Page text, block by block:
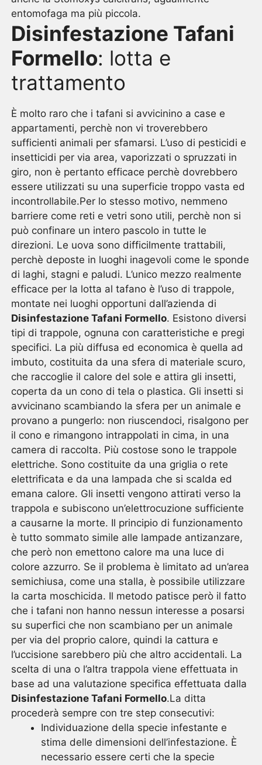
entomofaga ma più piccola.
Disinfestazione Tafani
Formello: lotta e
trattamento
È molto raro che i tafani si avvicinino a case e
appartamenti, perchè non vi troverebbero
sufficienti animali per sfamarsi. L’uso di pesticidi e
insetticidi per via area, vaporizzati o spruzzati in
giro, non è pertanto efficace perchè dovrebbero
essere utilizzati su una superficie troppo vasta ed
incontrollabile.Per lo stesso motivo, nemmeno
barriere come reti e vetri sono utili, perchè non si
può confinare un intero pascolo in tutte le
direzioni. Le uova sono difficilmente trattabili,
perchè deposte in luoghi inagevoli come le sponde
di laghi, stagni e paludi. L’unico mezzo realmente
efficace per la lotta al tafano è l’uso di trappole,
montate nei luoghi opportuni dall’azienda di
Disinfestazione Tafani Formello. Esistono diversi
tipi di trappole, ognuna con caratteristiche e pregi
specifici. La più diffusa ed economica è quella ad
imbuto, costituita da una sfera di materiale scuro,
che raccoglie il calore del sole e attira gli insetti,
coperta da un cono di tela o plastica. Gli insetti si
avvicinano scambiando la sfera per un animale e
provano a pungerlo: non riuscendoci, risalgono per
il cono e rimangono intrappolati in cima, in una
camera di raccolta. Più costose sono le trappole
elettriche. Sono costituite da una griglia o rete
elettrificata e da una lampada che si scalda ed
emana calore. Gli insetti vengono attirati verso la
trappola e subiscono un’elettrocuzione sufficiente
a causarne la morte. Il principio di funzionamento
è tutto sommato simile alle lampade antizanzare,
che però non emettono calore ma una luce di
colore azzurro. Se il problema è limitato ad un’area
semichiusa, come una stalla, è possibile utilizzare
la carta moschicida. Il metodo patisce però il fatto
che i tafani non hanno nessun interesse a posarsi
su superfici che non scambiano per un animale
per via del proprio calore, quindi la cattura e
l’uccisione sarebbero più che altro accidentali. La
scelta di una o l’altra trappola viene effettuata in
base ad una valutazione specifica effettuata dalla
Disinfestazione Tafani Formello.La ditta
procederà sempre con tre step consecutivi:
Individuazione della specie infestante e
stima delle dimensioni dell’infestazione. È
necessario essere certi che la specie